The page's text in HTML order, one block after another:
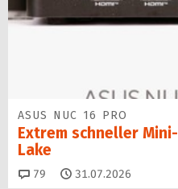
ASUS NUC 16 PRO
Extrem schneller
Lake
79 Kommentare
31.07.2026